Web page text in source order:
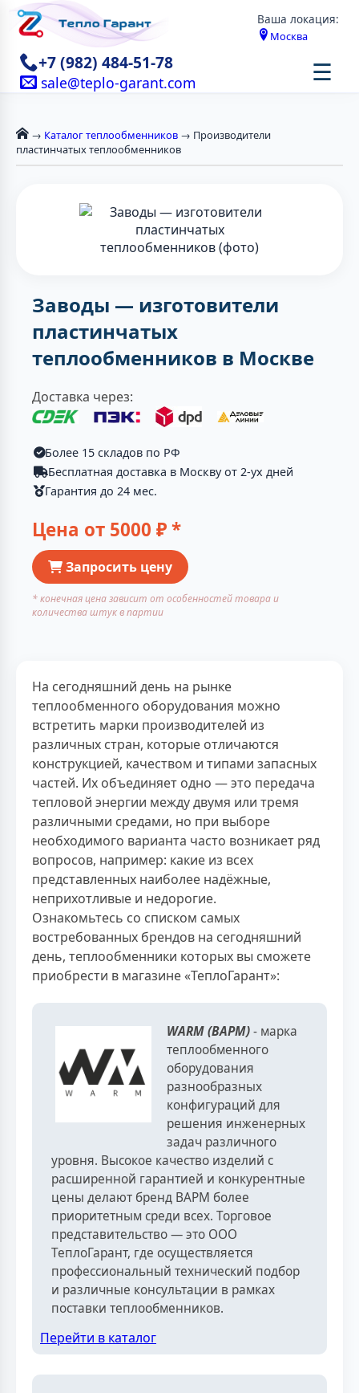
Ваша локация:
Москва
+7 (982) 484-51-78
sale@teplo-garant.com ☰
→ Каталог теплообменников → Производители
пластинчатых теплообменников
Заводы — изготовители
пластинчатых
теплообменников в Москве
Доставка через:
Более 15 складов по РФ
Бесплатная доставка в Москву от 2-ух дней
Гарантия до 24 мес.
Цена от 5000 ₽ *
Запросить цену
* конечная цена зависит от особенностей товара и
количества штук в партии
На сегодняшний день на рынке
теплообменного оборудования можно
встретить марки производителей из
различных стран, которые отличаются
конструкцией, качеством и типами запасных
частей. Их объединяет одно — это передача
тепловой энергии между двумя или тремя
различными средами, но при выборе
необходимого варианта часто возникает ряд
вопросов, например: какие из всех
представленных наиболее надёжные,
неприхотливые и недорогие.
Ознакомьтесь со списком самых
востребованных брендов на сегодняшний
день, теплообменники которых вы сможете
приобрести в магазине «ТеплоГарант»:
WARM (ВАРМ)- марка
теплообменного
оборудования
разнообразных
конфигураций для
решения инженерных
задач различного
уровня. Высокое качество изделий с
расширенной гарантией и конкурентные
цены делают бренд ВАРМ более
приоритетным среди всех. Торговое
представительство — это ООО
ТеплоГарант, где осуществляется
профессиональный технический подбор
и различные консультации в рамках
поставки теплообменников.
Перейти в каталог